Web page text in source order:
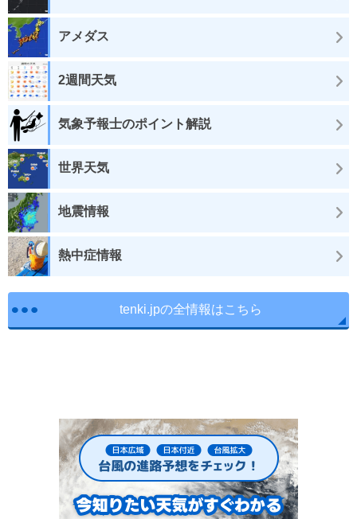
アメダス
2週間天気
気象予報士のポイント解説
世界天気
地震情報
熱中症情報
tenki.jpの全情報はこちら